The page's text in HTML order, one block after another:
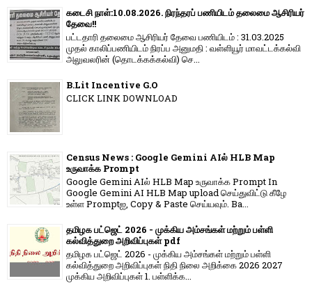
கடைசி நாள்:10.08.2026. நிரந்தரப் பணியிடம் தலைமை ஆசிரியர்
தேவை!!
பட்டதாரி தலைமை ஆசிரியர் தேவை பணியிடம் : 31.03.2025
முதல் காலிப்பணியிடம் நிரப்ப அனுமதி : வள்ளியூர் மாவட்டக்கல்வி
அலுவலரின் (தொடக்கக்கல்வி) செ...
B.Lit Incentive G.O
CLICK LINK DOWNLOAD
Census News : Google Gemini AIல் HLB Map
உருவாக்க Prompt
Google Gemini AIல் HLB Map உருவாக்க Prompt In
Google Gemini AI HLB Map upload செய்துவிட்டு கீழே
உள்ள Promptஐ, Copy & Paste செய்யவும். Ba...
தமிழக பட்ஜெட் 2026 - முக்கிய அம்சங்கள் மற்றும் பள்ளி
கல்வித்துறை அறிவிப்புகள் pdf
தமிழக பட்ஜெட் 2026 - முக்கிய அம்சங்கள் மற்றும் பள்ளி
கல்வித்துறை அறிவிப்புகள் நிதி நிலை அறிக்கை 2026 2027
முக்கிய அறிவிப்புகள் 1. பள்ளிக்க...